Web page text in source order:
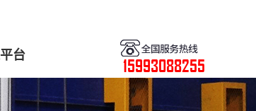
台 15993088255